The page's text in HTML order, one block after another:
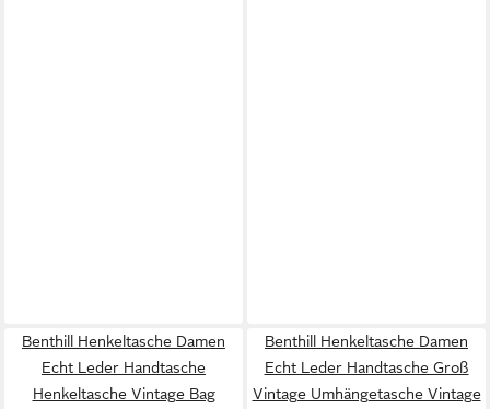
Benthill Henkeltasche Damen
Echt Leder Handtasche
Henkeltasche Vintage Bag
Benthill Henkeltasche Damen
Echt Leder Handtasche Groß
Vintage Umhängetasche Vintage